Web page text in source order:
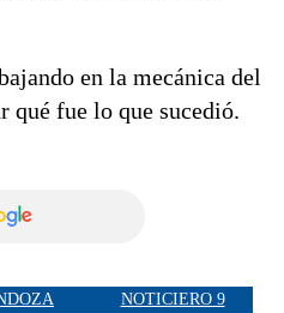
en la mecánica del
qué fue lo que sucedió.
NOTICIERO 9